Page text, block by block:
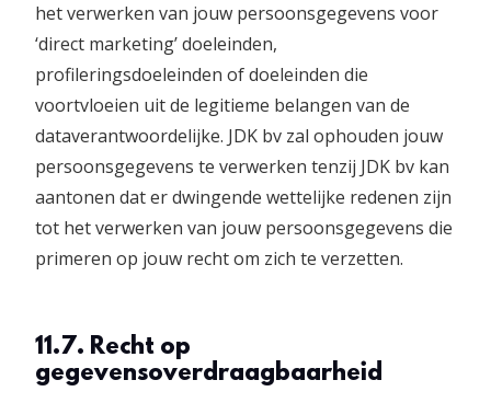
het verwerken van jouw persoonsgegevens voor
‘direct marketing’ doeleinden,
profileringsdoeleinden of doeleinden die
voortvloeien uit de legitieme belangen van de
dataverantwoordelijke. JDK bv zal ophouden jouw
persoonsgegevens te verwerken tenzij JDK bv kan
aantonen dat er dwingende wettelijke redenen zijn
tot het verwerken van jouw persoonsgegevens die
primeren op jouw recht om zich te verzetten.
11.7. Recht op
gegevensoverdraagbaarheid